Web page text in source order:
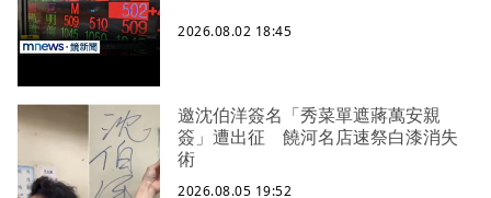
2026.08.02 18:45
邀沈伯洋簽名「秀菜單遮蔣萬安親
簽」遭出征 饒河名店速祭白漆消失
術
2026.08.05 19:52